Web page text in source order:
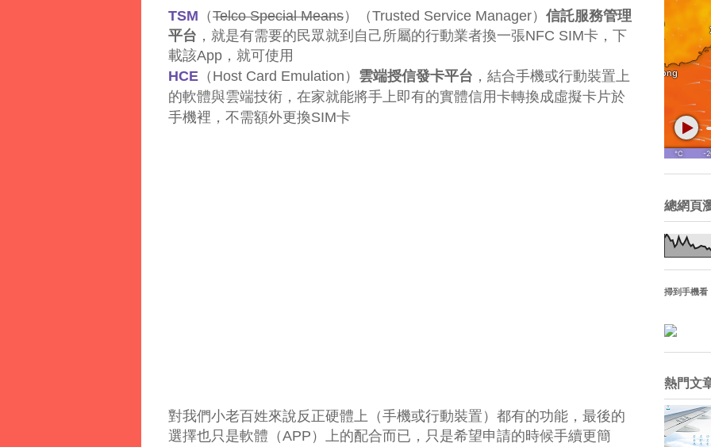
TSM （Telco Special Means）（Trusted Service Manager） 信託服務管理
平台 ，就是有需要的民眾就到自己所屬的行動業者換一張NFC SIM卡，下
載該App，就可使用
HCE （Host Card Emulation） 雲端授信發卡平台 ，結合手機或行動裝置上
的軟體與雲端技術，在家就能將手上即有的實體信用卡轉換成虛擬卡片於
手機裡， 不需額外更換SIM卡
對我們小老百姓來說反正硬體上（手機或行動裝置）都有的功能，最後的
選擇也只是軟體（APP）上的配合而已，只是希望申請的時候手續更簡
總網頁
掃到手機看
熱門文